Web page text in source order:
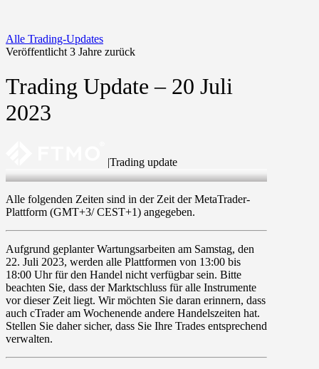
Alle Trading-Updates
Veröffentlicht 3 Jahre zurück
Trading Update – 20 Juli
2023
|Trading update
20 Jul 2023
Alle folgenden Zeiten sind in der Zeit der MetaTrader-
Plattform (GMT+3/ CEST+1) angegeben.
Aufgrund geplanterWartungsarbeiten am Samstag, den
22. Juli 2023, werden alle Plattformen von 13:00 bis
18:00 Uhrfür den Handel nicht verfügbar sein. Bitte
beachten Sie, dass der Marktschluss für alle Instrumente
vor dieser Zeit liegt. Wir möchten Sie daran erinnern, dass
auch cTrader am Wochenende andere Handelszeiten hat.
Stellen Sie daher sicher, dass Sie Ihre Trades entsprechend
verwalten.